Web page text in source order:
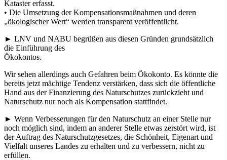
Kataster erfasst.
• Die Umsetzung der Kompensationsmaßnahmen und deren
„ökologischer Wert“ werden transparent veröffentlicht.
► LNV und NABU begrüßen aus diesen Gründen grundsätzlich
die Einführung des
Ökokontos.
Wir sehen allerdings auch Gefahren beim Ökokonto. Es könnte die
bereits jetzt mächtige Tendenz verstärken, dass sich die öffentliche
Hand aus der Finanzierung des Naturschutzes zurückzieht und
Naturschutz nur noch als Kompensation stattfindet.
► Wenn Verbesserungen für den Naturschutz an einer Stelle nur
noch möglich sind, indem an anderer Stelle etwas zerstört wird, ist
der Auftrag des Naturschutzgesetzes, die Schönheit, Eigenart und
Vielfalt unseres Landes zu erhalten und zu verbessern, nicht zu
erfüllen.